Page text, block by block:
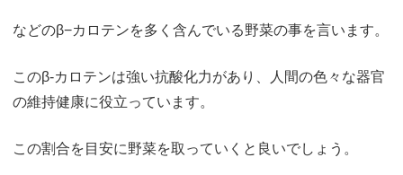
などのβ−カロテンを多く含んでいる野菜の事を言います。
このβ-カロテンは強い抗酸化力があり、人間の色々な器官
の維持健康に役立っています。
この割合を目安に野菜を取っていくと良いでしょう。